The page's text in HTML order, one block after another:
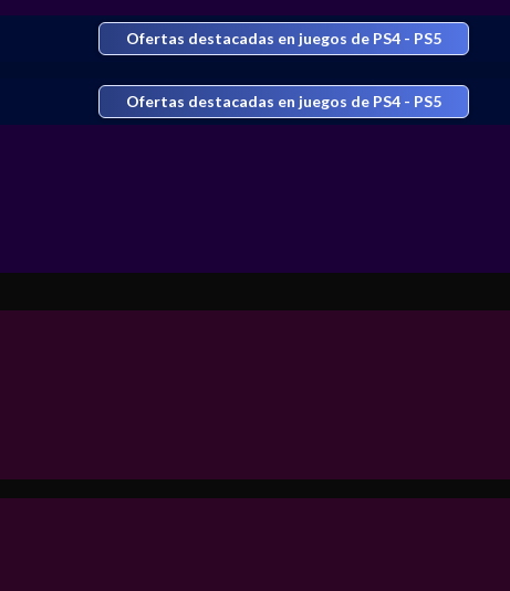
Ofertas destacadas en juegos de PS4 - PS5
Ofertas destacadas en juegos de PS4 - PS5